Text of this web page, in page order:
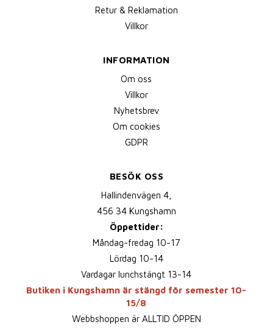
Retur & Reklamation
Villkor
INFORMATION
Om oss
Villkor
Nyhetsbrev
Om cookies
GDPR
BESÖK OSS
Hallindenvägen 4,
456 34 Kungshamn
Öppettider:
Måndag-fredag 10-17
Lördag 10-14
Vardagar lunchstängt 13-14
Butiken i Kungshamn är stängd för semester 10-
15/8
Webbshoppen är ALLTID ÖPPEN